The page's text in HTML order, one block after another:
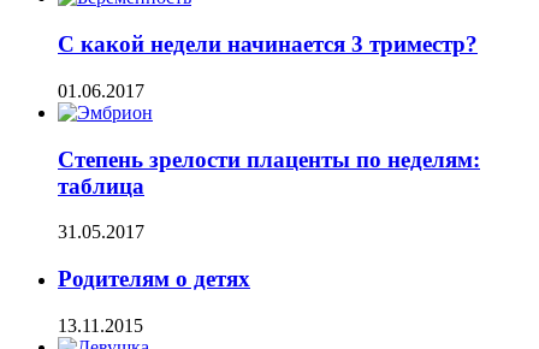
С какой недели начинается 3 триместр?
01.06.2017
Степень зрелости плаценты по неделям:
таблица
31.05.2017
Родителям о детях
13.11.2015